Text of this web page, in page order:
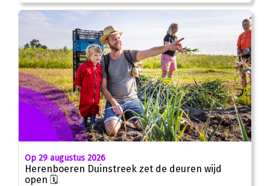
Op 29 augustus 2026
Herenboeren Duinstreek zet de deuren wijd
open 🗓